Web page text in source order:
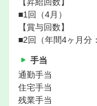
【昇給回数】
■1回（4月）
【賞与回数】
■2回（年間4ヶ月分
手当
通勤手当
住宅手当
残業手当